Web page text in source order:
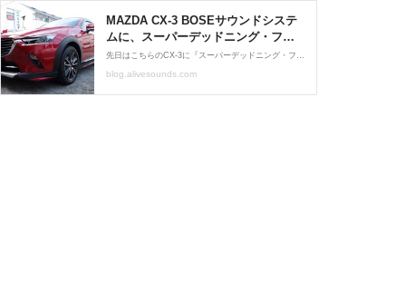
MAZDA CX-3 BOSEサウンドシステ
ムに、スーパーデッドニング・フロ
ント＆リア同時施工と、スーパーチ
ューニングも同時施工。東京都 : カ
先日はこちらのCX-3に『スーパーデッドニング・フロント＆リア同時施工』をさせて頂きました。ちなみに今まで施工させて頂いたCX-3は全て『スーパーデッドニング・フロント＆リア同時施工』です。CX-3の定番メニューとなっています(笑)東京都よりお越し頂いていました。オー
blog.alivesounds.com